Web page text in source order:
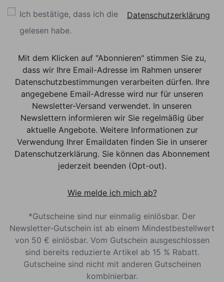
Ich bestätige, dass ich die
Datenschutzerklärung
gelesen habe.
Mit dem Klicken auf "Abonnieren" stimmen Sie zu,
dass wir Ihre Email-Adresse im Rahmen unserer
Datenschutzbestimmungen verarbeiten dürfen. Ihre
angegebene Email-Adresse wird nur für unseren
Newsletter-Versand verwendet. In unseren
Newslettern informieren wir Sie regelmäßig über
aktuelle Angebote. Weitere Informationen zur
Verwendung Ihrer Emaildaten finden Sie in unserer
Datenschutzerklärung. Sie können das Abonnement
jederzeit beenden (Opt-out).
Wie melde ich mich ab?
*Gutscheine sind nur einmalig einlösbar. Der
Newsletter-Gutschein ist ab einem Mindestbestellwert
von 50 € einlösbar. Vom Gutschein ausgeschlossen
sind bereits reduzierte Artikel ab 15 % Rabatt.
Gutscheine sind nicht mit anderen Gutscheinen
kombinierbar.